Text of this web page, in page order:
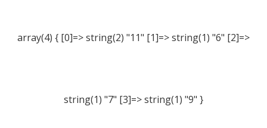
array(4) { [0]=> string(2) "11" [1]=> string(1) "6" [2]=>
string(1) "7" [3]=> string(1) "9" }